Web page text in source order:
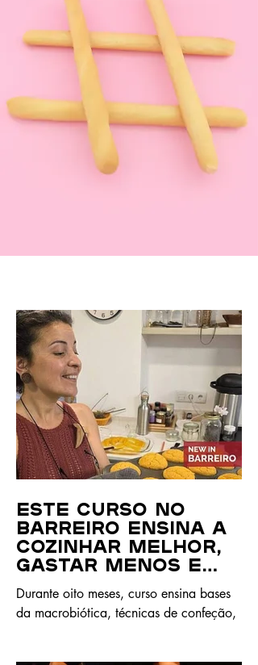
Este curso no
Barreiro ensina a
cozinhar melhor,
gastar menos e
desperdiçar quase
nada
Durante oito meses, curso ensina bases
da macrobiótica, técnicas de confeção,